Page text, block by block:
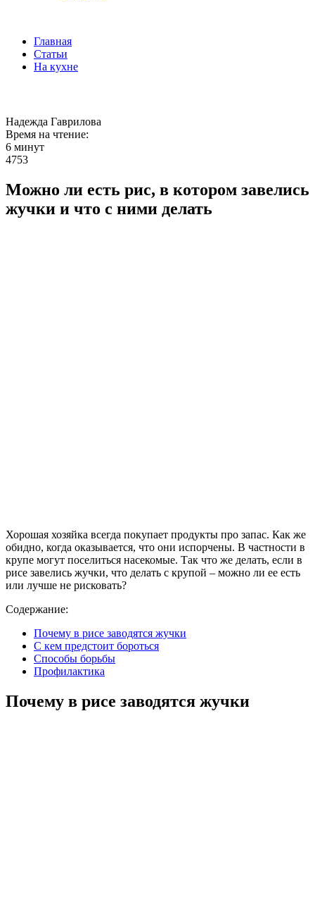
Главная
Статьи
На кухне
Надежда Гаврилова
Время на чтение:
6 минут
4753
Можно ли есть рис, в котором завелись
жучки и что с ними делать
Хорошая хозяйка всегда покупает продукты про запас. Как же
обидно, когда оказывается, что они испорчены. В частности в
крупе могут поселиться насекомые. Так что же делать, если в
рисе завелись жучки, что делать с крупой – можно ли ее есть
или лучше не рисковать?
Содержание:
Почему в рисе заводятся жучки
С кем предстоит бороться
Способы борьбы
Профилактика
Почему в рисе заводятся жучки